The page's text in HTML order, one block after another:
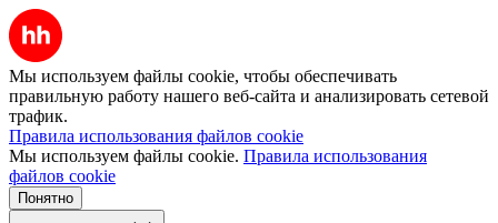
Мы используем файлы cookie, чтобы обеспечивать
правильную работу нашего веб-сайта и анализировать сетевой
трафик.
Правила использования файлов cookie
Мы используем файлы cookie. Правила использования
файлов cookie
Понятно